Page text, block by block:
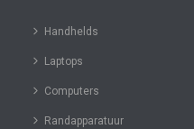
Handhelds
Laptops
Computers
Randapparatuur